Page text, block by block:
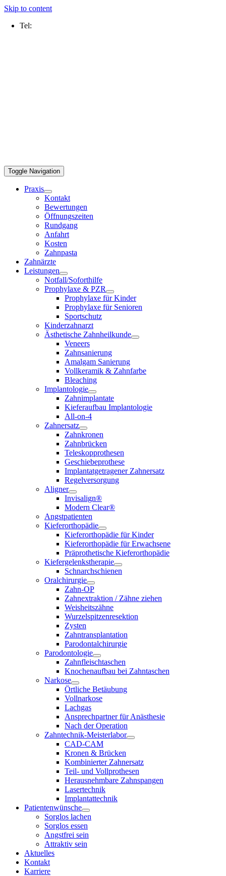
Skip to content
Tel:
Toggle Navigation
Praxis
Kontakt
Bewertungen
Öffnungszeiten
Rundgang
Anfahrt
Kosten
Zahnpasta
Zahnärzte
Leistungen
Notfall/Soforthilfe
Prophylaxe & PZR
Prophylaxe für Kinder
Prophylaxe für Senioren
Sportschutz
Kinderzahnarzt
Ästhetische Zahnheilkunde
Veneers
Zahnsanierung
Amalgam Sanierung
Vollkeramik & Zahnfarbe
Bleaching
Implantologie
Zahnimplantate
Kieferaufbau Implantologie
All-on-4
Zahnersatz
Zahnkronen
Zahnbrücken
Teleskopprothesen
Geschiebeprothese
Implantatgetragener Zahnersatz
Regelversorgung
Aligner
Invisalign®
Modern Clear®
Angstpatienten
Kieferorthopädie
Kieferorthopädie für Kinder
Kieferorthopädie für Erwachsene
Präprothetische Kieferorthopädie
Kiefergelenkstherapie
Schnarchschienen
Oralchirurgie
Zahn-OP
Zahnextraktion / Zähne ziehen
Weisheitszähne
Wurzelspitzenresektion
Zysten
Zahntransplantation
Parodontalchirurgie
Parodontologie
Zahnfleischtaschen
Knochenaufbau bei Zahntaschen
Narkose
Örtliche Betäubung
Vollnarkose
Lachgas
Ansprechpartner für Anästhesie
Nach der Operation
Zahntechnik-Meisterlabor
CAD-CAM
Kronen & Brücken
Kombinierter Zahnersatz
Teil- und Vollprothesen
Herausnehmbare Zahnspangen
Lasertechnik
Implantattechnik
Patientenwünsche
Sorglos lachen
Sorglos essen
Angstfrei sein
Attraktiv sein
Aktuelles
Kontakt
Karriere